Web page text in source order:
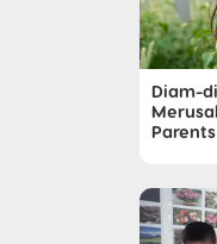
Diam-